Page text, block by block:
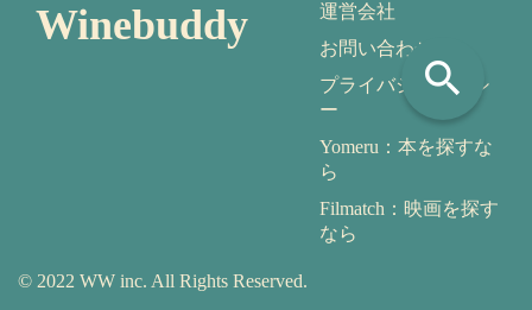
search
Winebuddy
運営会社
お問い合わせ
プライバシーポリシ
ー
Yomeru：本を探すな
ら
Filmatch：映画を探す
なら
© 2022 WW inc. All Rights Reserved.